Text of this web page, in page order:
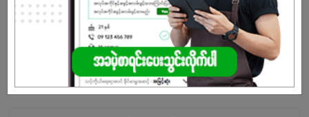
Don't have an account?
REGISTER NOW!
More Similar Jobs